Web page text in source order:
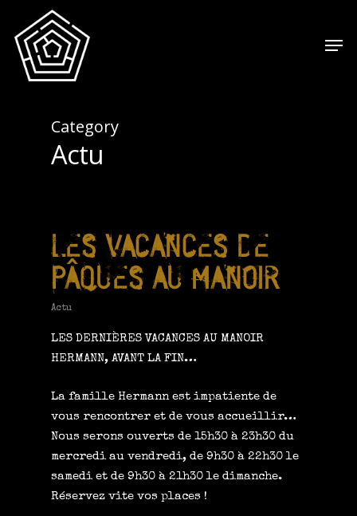
Category
Actu
LES VACANCES DE
PÂQUES AU MANOIR
Actu
LES DERNIÈRES VACANCES AU MANOIR
HERMANN, AVANT LA FIN…
La famille Hermann est impatiente de
vous rencontrer et de vous accueillir…
Nous serons ouverts de 15h30 à 23h30 du
mercredi au vendredi, de 9h30 à 22h30 le
samedi et de 9h30 à 21h30 le dimanche.
Réservez vite vos places !